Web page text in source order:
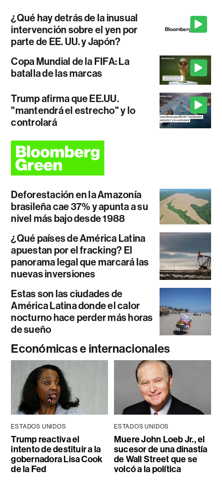
¿Qué hay detrás de la inusual
intervención sobre el yen por
parte de EE. UU. y Japón?
Copa Mundial de la FIFA: La
batalla de las marcas
Trump afirma que EE.UU.
"mantendrá el estrecho" y lo
controlará
Deforestación en la Amazonía
brasileña cae 37% y apunta a su
nivel más bajo desde 1988
¿Qué países de América Latina
apuestan por el fracking? El
panorama legal que marcará las
nuevas inversiones
Estas son las ciudades de
América Latina donde el calor
nocturno hace perder más horas
de sueño
Económicas e internacionales
ESTADOS UNIDOS
Trump reactiva el
intento de destituir a la
gobernadora Lisa Cook
de la Fed
ESTADOS UNIDOS
Muere John Loeb Jr., el
sucesor de una dinastía
de Wall Street que se
volcó a la política